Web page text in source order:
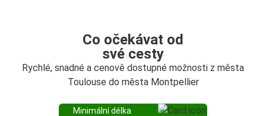
Co očekávat od
své cesty
Rychlé, snadné a cenově dostupné možnosti z města
Toulouse do města Montpellier
Minimální délka